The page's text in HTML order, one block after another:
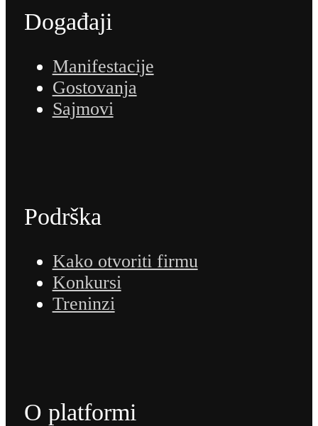
Događaji
Manifestacije
Gostovanja
Sajmovi
Podrška
Kako otvoriti firmu
Konkursi
Treninzi
O platformi